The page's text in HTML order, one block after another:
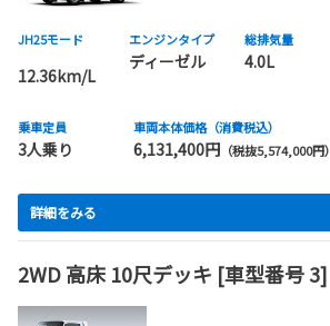
JH25モード
12.36km/L
エンジンタイプ
ディーゼル
総排気量
4.0L
乗車定員
3人乗り
車両本体価格（消費税込）
6,131,400円 （税抜5,574,000円）
詳細をみる
2WD 高床 10尺デッキ [車型番号 3]